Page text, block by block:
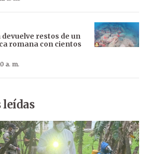
devuelve restos de un
romana con cientos
a. m.
leídas